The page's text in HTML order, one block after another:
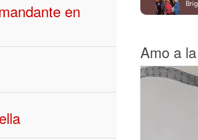
en
Amo a